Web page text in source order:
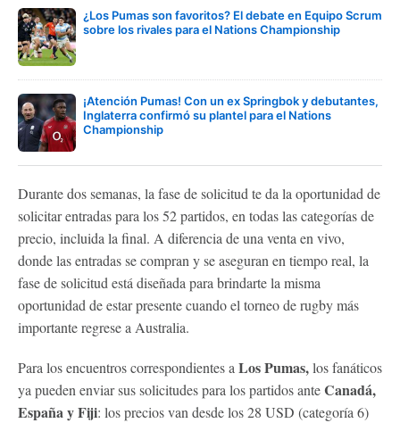
¿Los Pumas son favoritos? El debate en Equipo Scrum
sobre los rivales para el Nations Championship
¡Atención Pumas! Con un ex Springbok y debutantes,
Inglaterra confirmó su plantel para el Nations
Championship
Durante dos semanas, la fase de solicitud te da la oportunidad de
solicitar entradas para los 52 partidos, en todas las categorías de
precio, incluida la final. A diferencia de una venta en vivo,
donde las entradas se compran y se aseguran en tiempo real, la
fase de solicitud está diseñada para brindarte la misma
oportunidad de estar presente cuando el torneo de rugby más
importante regrese a Australia.
Para los encuentros correspondientes a Los Pumas,los fanáticos
ya pueden enviar sus solicitudes para los partidos anteCanadá,
España y Fiji: los precios van desde los 28 USD (categoría 6)